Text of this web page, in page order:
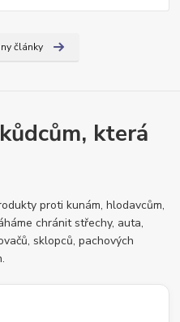
články
která
proti kunám, hlodavcům,
chránit střechy, auta,
sklopců, pachových